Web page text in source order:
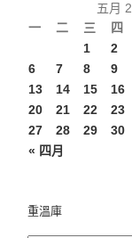
五月
一
二 三 四
« 四月
1 2
6
7 8 9
13
14 15 16
20
21 22 23
27
28 29 30
重溫庫